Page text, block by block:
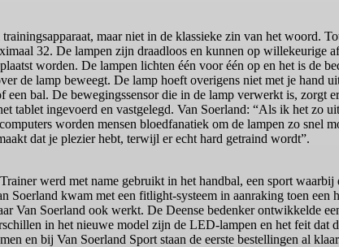
maar niet in de klassieke zin van het woord.
32. De lampen zijn draadloos en kunnen op willekeurige
worden. De lampen lichten één voor één op en het is de
de lamp beweegt. De lamp hoeft overigens niet met je hand
een bal. De bewegingssensor die in de lamp verwerkt is, zorgt
tablet ingevoerd en vastgelegd. Van Soerland: “Als ik het zo
worden mensen bloedfanatiek om de lampen zo snel
dat je plezier hebt, terwijl er echt hard getraind wordt”.
werd met name gebruikt in het handbal, een sport waarbij
Soerland kwam met een fitlight-systeem in aanraking toen een
Van Soerland ook werkt. De Deense bedenker ontwikkelde
in het nieuwe model zijn de LED-lampen en het feit
en bij Van Soerland Sport staan de eerste bestellingen al